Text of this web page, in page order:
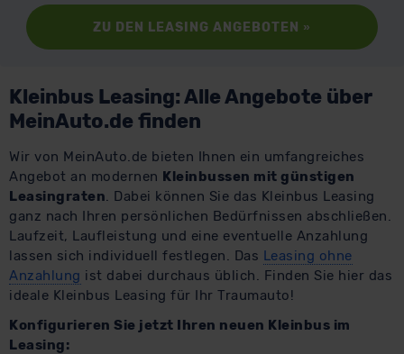
ZU DEN LEASING ANGEBOTEN »
Kleinbus Leasing: Alle Angebote über
MeinAuto.de finden
Wir von MeinAuto.de bieten Ihnen ein umfangreiches
Angebot an modernen Kleinbussen mit günstigen
Leasingraten. Dabei können Sie das Kleinbus Leasing
ganz nach Ihren persönlichen Bedürfnissen abschließen.
Laufzeit, Laufleistung und eine eventuelle Anzahlung
lassen sich individuell festlegen. Das Leasing ohne
Anzahlung ist dabei durchaus üblich. Finden Sie hier das
ideale Kleinbus Leasing für Ihr Traumauto!
Konfigurieren Sie jetzt Ihren neuen Kleinbus im
Leasing: